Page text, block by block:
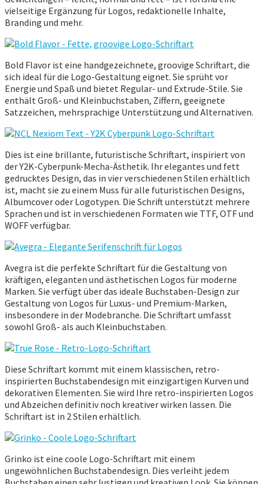
vielseitige Ergänzung für Logos, redaktionelle Inhalte,
Branding und mehr.
Bold Flavor ist eine handgezeichnete, groovige Schriftart, die
sich ideal für die Logo-Gestaltung eignet. Sie sprüht vor
Energie und Spaß und bietet Regular- und Extrude-Stile. Sie
enthält Groß- und Kleinbuchstaben, Ziffern, geeignete
Satzzeichen, mehrsprachige Unterstützung und Alternativen.
Dies ist eine brillante, futuristische Schriftart, inspiriert von
der Y2K-Cyberpunk-Mecha-Ästhetik. Ihr elegantes und fett
gedrucktes Design, das in vier verschiedenen Stilen erhältlich
ist, macht sie zu einem Muss für alle futuristischen Designs,
Albumcover oder Logotypen. Die Schrift unterstützt mehrere
Sprachen und ist in verschiedenen Formaten wie TTF, OTF und
WOFF verfügbar.
Avegra ist die perfekte Schriftart für die Gestaltung von
kräftigen, eleganten und ästhetischen Logos für moderne
Marken. Sie verfügt über das ideale Buchstaben-Design zur
Gestaltung von Logos für Luxus- und Premium-Marken,
insbesondere in der Modebranche. Die Schriftart umfasst
sowohl Groß- als auch Kleinbuchstaben.
Diese Schriftart kommt mit einem klassischen, retro-
inspirierten Buchstabendesign mit einzigartigen Kurven und
dekorativen Elementen. Sie wird Ihre retro-inspirierten Logos
und Abzeichen definitiv noch kreativer wirken lassen. Die
Schriftart ist in 2 Stilen erhältlich.
Grinko ist eine coole Logo-Schriftart mit einem
ungewöhnlichen Buchstabendesign. Dies verleiht jedem